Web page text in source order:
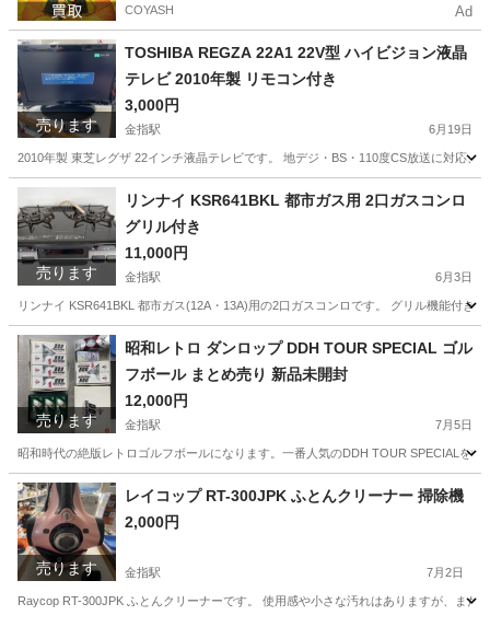
COYASH Ad
売ります
TOSHIBA REGZA 22A1 22V型 ハイビジョン液晶
テレビ 2010年製 リモコン付き
3,000円
金指駅 6月19日
2010年製 東芝レグザ 22インチ液晶テレビです。 地デジ・BS・110度CS放送に対応
静岡 浜松市 金指駅 2010年製
売ります
リンナイ KSR641BKL 都市ガス用 2口ガスコンロ
グリル付き
11,000円
金指駅 6月3日
リンナイ KSR641BKL 都市ガス(12A・13A)用の2口ガスコンロです。 グリル機能付
静岡 浜松市 金指駅 調理器具 KSR
売ります
昭和レトロ ダンロップ DDH TOUR SPECIAL ゴル
フボール まとめ売り 新品未開封
12,000円
金指駅 7月5日
昭和時代の絶版レトロゴルフボールになります。一番人気のDDH TOUR SPECIALを
静岡 浜松市 金指駅 ゴルフ
売ります
レイコップ RT-300JPK ふとんクリーナー 掃除機
2,000円
金指駅 7月2日
Raycop RT-300JPK ふとんクリーナーです。 使用感や小さな汚れはありますが、ま